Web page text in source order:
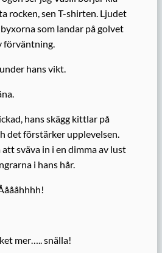
rocken, sen T-shirten. Ljudet
som landar på golvet
förväntning.
hans vikt.
hans skägg kittlar på
det förstärker upplevelsen.
sväva in i en dimma av lust
i hans hår.
mer….. snälla!